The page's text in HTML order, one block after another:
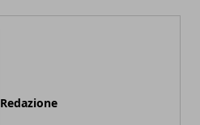
Redazione